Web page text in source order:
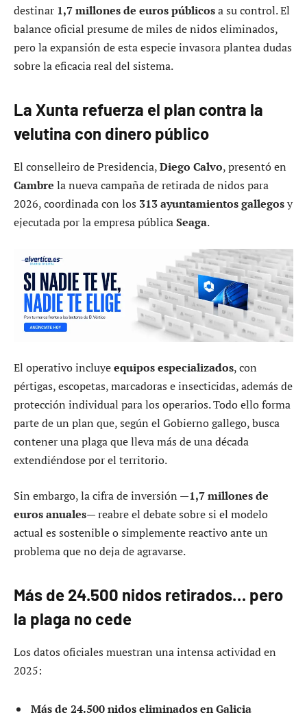
destinar 1,7 millones de euros públicosa su control. El
balance oficial presume de miles de nidos eliminados,
pero la expansión de esta especie invasora plantea dudas
sobre la eficacia real del sistema.
La Xunta refuerza el plan contra la
velutina con dinero público
El conselleiro de Presidencia,Diego Calvo, presentó en
Cambre la nueva campaña de retirada de nidos para
2026, coordinada con los 313 ayuntamientos gallegosy
ejecutada por la empresa públicaSeaga.
El operativo incluyeequipos especializados, con
pértigas, escopetas, marcadoras e insecticidas, además de
protección individual para los operarios. Todo ello forma
parte de un plan que, según el Gobierno gallego, busca
contener una plaga que lleva más de una década
extendiéndose por el territorio.
Sin embargo, la cifra de inversión —1,7 millones de
euros anuales— reabre el debate sobre si el modelo
actual es sostenible o simplemente reactivo ante un
problema que no deja de agravarse.
Más de 24.500 nidos retirados… pero
la plaga no cede
Los datos oficiales muestran una intensa actividad en
2025:
Más de 24.500 nidos eliminados en Galicia